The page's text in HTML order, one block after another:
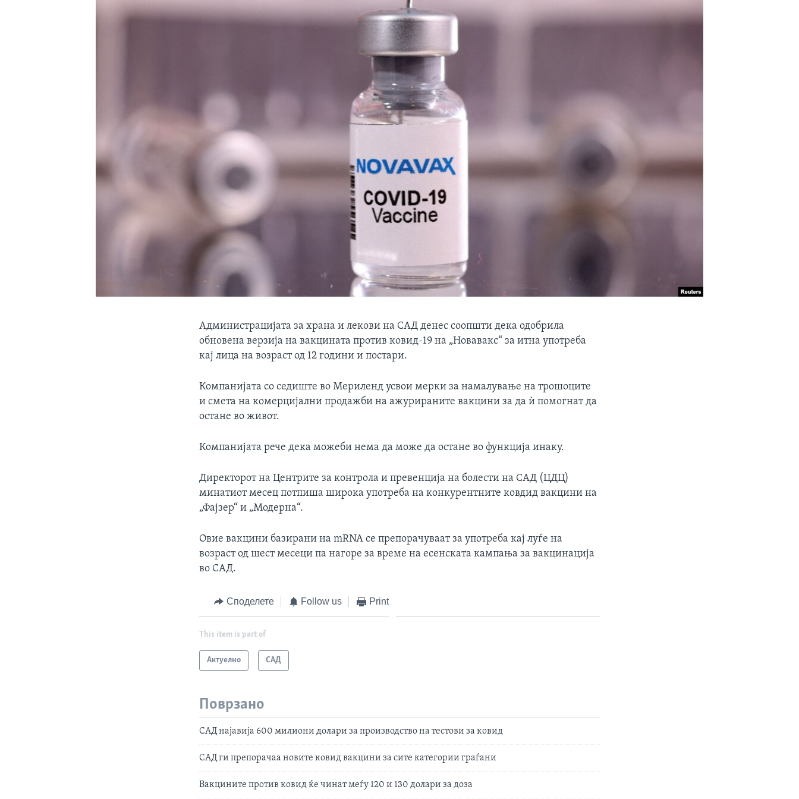
Администрацијата за храна и лекови на САД денес соопшти дека одобрила
обновена верзија на вакцината против ковид-19 на „Новавакс“ за итна употреба
кај лица на возраст од 12 години и постари.
Компанијата со седиште во Мериленд усвои мерки за намалување на трошоците
и смета на комерцијални продажби на ажурираните вакцини за да ѝ помогнат да
остане во живот.
Компанијата рече дека можеби нема да може да остане во функција инаку.
Директорот на Центрите за контрола и превенција на болести на САД (ЦДЦ)
минатиот месец потпиша широка употреба на конкурентните ковдид вакцини на
„Фајзер“ и „Модерна“.
Овие вакцини базирани на mRNA се препорачуваат за употреба кај луѓе на
возраст од шест месеци па нагоре за време на есенската кампања за вакцинација
во САД.
Споделете Follow us Print
This item is part of
Актуелно САД
Поврзано
САД најавија 600 милиони долари за производство на тестови за ковид
САД ги препорачаа новите ковид вакцини за сите категории граѓани
Вакцините против ковид ќе чинат меѓу 120 и 130 долари за доза